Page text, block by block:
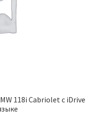
118i Cabriolet с iDrive